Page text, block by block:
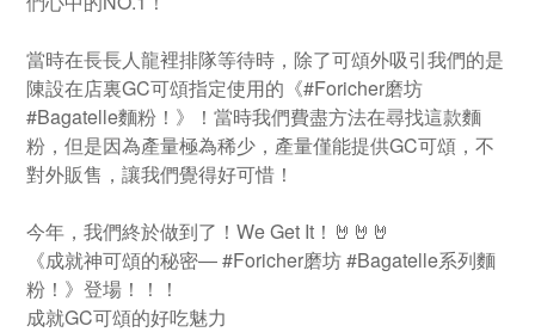
當時在長長人龍裡排隊等待時，除了可頌外吸引我們的是
陳設在店裏GC可頌指定使用的《#Foricher磨坊
#Bagatelle麵粉！》！當時我們費盡方法在尋找這款麵
粉，但是因為產量極為稀少，產量僅能提供GC可頌，不
對外販售，讓我們覺得好可惜！
今年，我們終於做到了！We Get It！🤘🤘🤘
《成就神可頌的秘密― #Foricher磨坊 #Bagatelle系列麵
粉！》登場！！！
成就GC可頌的好吃魅力